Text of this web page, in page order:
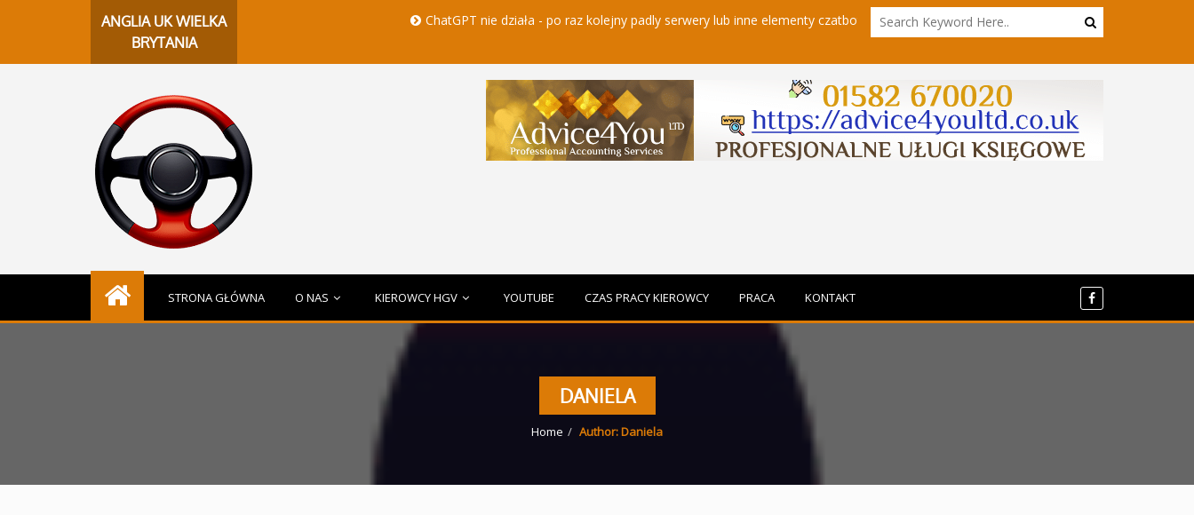
ANGLIA UK WIELKA
BRYTANIA
ChatGPT nie działa - po raz kolejny padly serwery lub inne elementy czatbota Powrót do sieci - kierowcy hgv w innym wydaniu
STRONA GŁÓWNA O NAS KIEROWCY HGV YOUTUBE CZAS PRACY KIEROWCY PRACA KONTAKT
DANIELA
Home Author: Daniela